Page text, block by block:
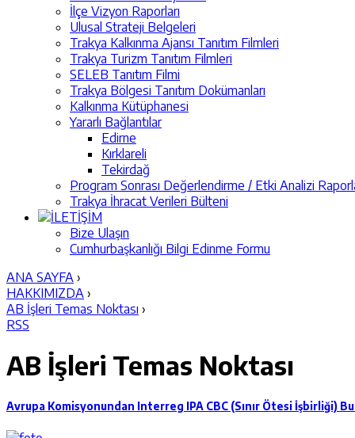
İlçe Vizyon Raporları
Ulusal Strateji Belgeleri
Trakya Kalkınma Ajansı Tanıtım Filmleri
Trakya Turizm Tanıtım Filmleri
SELEB Tanıtım Filmi
Trakya Bölgesi Tanıtım Dokümanları
Kalkınma Kütüphanesi
Yararlı Bağlantılar
Edirne
Kırklareli
Tekirdağ
Program Sonrası Değerlendirme / Etki Analizi
Trakya İhracat Verileri Bülteni
İLETİŞİM
Bize Ulaşın
Cumhurbaşkanlığı Bilgi Edinme Formu
ANA SAYFA ›
HAKKIMIZDA ›
AB İşleri Temas Noktası ›
RSS
AB İşleri Temas Noktası
Avrupa Komisyonundan Interreg IPA CBC (Sınır Ötesi İşbirliği)